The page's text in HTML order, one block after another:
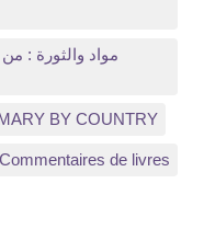
BY COUNTRY
de livres